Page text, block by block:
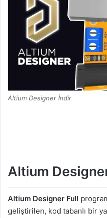
Altium Designer İndir
Altium
Altium Designer Full
geliştirilen, kod tabanlı bir